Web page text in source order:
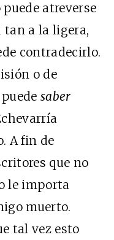
atreverse
a la ligera,
contradecirlo.
o de
saber
A fin de
que no
le importa
muerto.
tal vez esto